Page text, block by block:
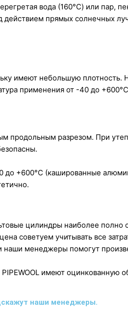
вода (160°C) или пар,
действием прямых солнечных
имеют небольшую плотность.
применения от -40 до
разрезом. При
до +600°C (кашированные
цилиндры наиболее полно
советуем учитывать все
менеджеры помогут
имеют оцинкованную
наши менеджеры.